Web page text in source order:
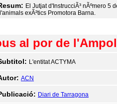
El Jutjat d'InstrucciÃ³ nÃºmero
exÃ²tics Promotora Barna.
al por de
L'entitat ACTYMA
ACN
Diari de Tarragona